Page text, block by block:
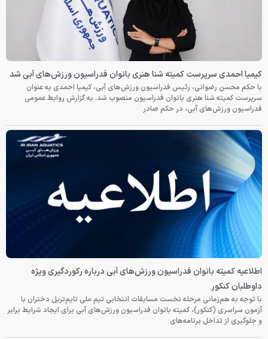
کیمیا احمدی سرپرست کمیته شنا هنری بانوان فدراسیون ورزش‌های آبی شد
با حکم محسن رضوانی، رئیس فدراسیون ورزش‌های آبی، کیمیا احمدی به عنوان
سرپرست کمیته شنا هنری بانوان فدراسیون منصوب شد. به گزارش روابط عمومی
فدراسیون ورزش‌های آبی، در حکم صادر
اطلاعیه کمیته بانوان فدراسیون ورزش‌های آبی درباره رکوردگیری ویژه
داوطلبان کنکور
با توجه به هم‌زمانی مرحله نخست مسابقات انتخابی تیم ملی تایم‌تریل دختران با
آزمون سراسری (کنکور)، کمیته بانوان فدراسیون ورزش‌های آبی برای ایجاد شرایط برابر
و جلوگیری از تداخل برنامه‌های